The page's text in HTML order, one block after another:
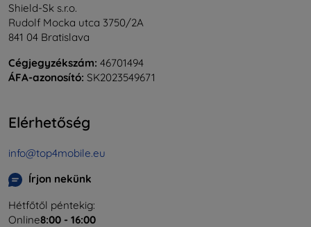
Shield-Sk s.r.o.
Rudolf Mocka utca 3750/2A
841 04 Bratislava
Cégjegyzékszám: 46701494
ÁFA-azonosító: SK2023549671
Elérhetőség
info@top4mobile.eu
Írjon nekünk
Hétfőtől péntekig:
Online8:00 - 16:00